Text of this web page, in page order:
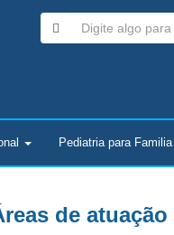
Pediatria para Familia
de atuação